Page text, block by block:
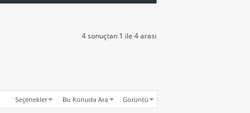
4 sonuçtan 1 ile 4 arası
Seçenekler Bu Konuda Ara Görüntü